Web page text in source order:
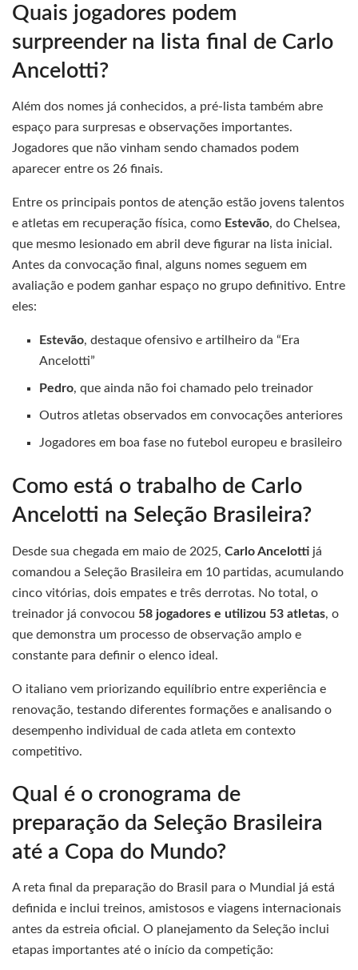
Quais jogadores podem
surpreender na lista final de Carlo
Ancelotti?
Além dos nomes já conhecidos, a pré-lista também abre
espaço para surpresas e observações importantes.
Jogadores que não vinham sendo chamados podem
aparecer entre os 26 finais.
Entre os principais pontos de atenção estão jovens talentos
e atletas em recuperação física, como Estevão, do Chelsea,
que mesmo lesionado em abril deve figurar na lista inicial.
Antes da convocação final, alguns nomes seguem em
avaliação e podem ganhar espaço no grupo definitivo. Entre
eles:
Estevão, destaque ofensivo e artilheiro da “Era
Ancelotti”
Pedro, que ainda não foi chamado pelo treinador
Outros atletas observados em convocações anteriores
Jogadores em boa fase no futebol europeu e brasileiro
Como está o trabalho de Carlo
Ancelotti na Seleção Brasileira?
Desde sua chegada em maio de 2025, Carlo Ancelotti já
comandou a Seleção Brasileira em 10 partidas, acumulando
cinco vitórias, dois empates e três derrotas. No total, o
treinador já convocou 58 jogadores e utilizou 53 atletas, o
que demonstra um processo de observação amplo e
constante para definir o elenco ideal.
O italiano vem priorizando equilíbrio entre experiência e
renovação, testando diferentes formações e analisando o
desempenho individual de cada atleta em contexto
competitivo.
Qual é o cronograma de
preparação da Seleção Brasileira
até a Copa do Mundo?
A reta final da preparação do Brasil para o Mundial já está
definida e inclui treinos, amistosos e viagens internacionais
antes da estreia oficial. O planejamento da Seleção inclui
etapas importantes até o início da competição: